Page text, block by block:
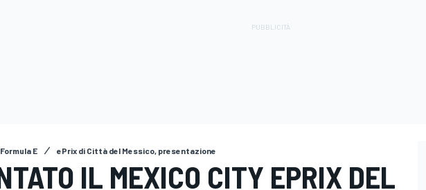
Formula E ePrix di Città del Messico, presentazione
IL MEXICO CITY EPRIX DEL